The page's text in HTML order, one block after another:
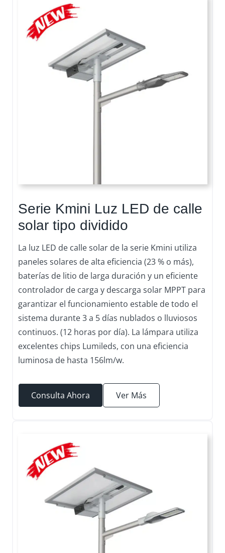
Serie Kmini Luz LED de calle
solar tipo dividido
La luz LED de calle solar de la serie Kmini utiliza
paneles solares de alta eficiencia (23 % o más),
baterías de litio de larga duración y un eficiente
controlador de carga y descarga solar MPPT para
garantizar el funcionamiento estable de todo el
sistema durante 3 a 5 días nublados o lluviosos
continuos. (12 horas por día). La lámpara utiliza
excelentes chips Lumileds, con una eficiencia
luminosa de hasta 156lm/w.
Consulta Ahora Ver Más